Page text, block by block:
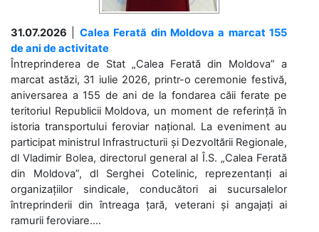
31.07.2026
Calea Ferată din Moldova a marcat 155
de ani de activitate
Întreprinderea de Stat „Calea Ferată din Moldova” a
marcat astăzi, 31 iulie 2026, printr-o ceremonie festivă,
aniversarea a 155 de ani de la fondarea căii ferate pe
teritoriul Republicii Moldova, un moment de referință în
istoria transportului feroviar național. La eveniment au
participat ministrul Infrastructurii și Dezvoltării Regionale,
dl Vladimir Bolea, directorul general al Î.S. „Calea Ferată
din Moldova”, dl Serghei Cotelinic, reprezentanți ai
organizațiilor sindicale, conducători ai sucursalelor
întreprinderii din întreaga țară, veterani și angajați ai
ramurii feroviare....